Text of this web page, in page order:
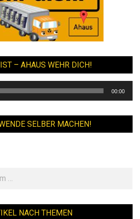
– AHAUS WEHR DICH!
00:00
SELBER MACHEN!
NACH THEMEN